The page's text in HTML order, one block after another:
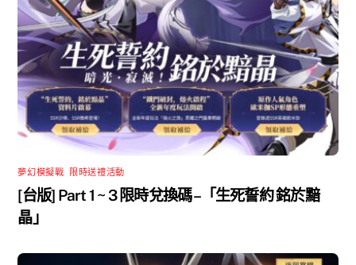
夢幻模擬戰 限時送禮活動
[台版] Part 1 ~ 3 限時兌換碼 –「生死誓約 銘於黯
晶」